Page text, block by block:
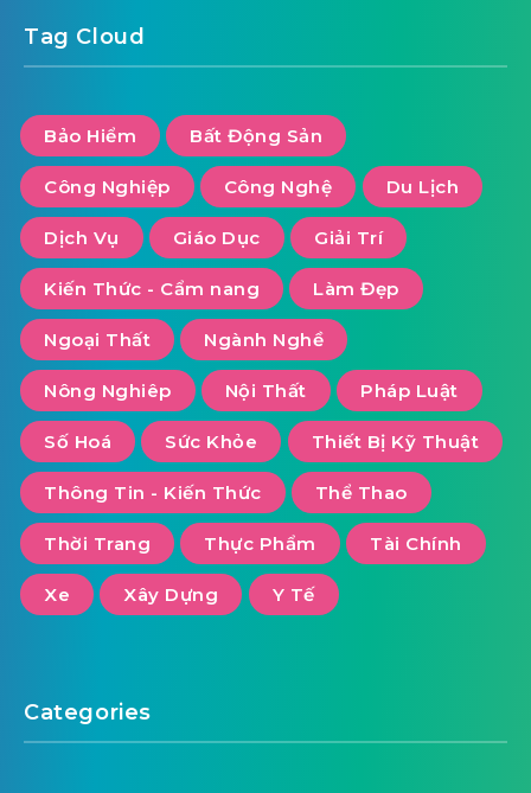
Tag Cloud
Bảo Hiểm Bất Động Sản
Công Nghiệp Công Nghệ Du Lịch
Dịch Vụ Giáo Dục Giải Trí
Kiến Thức - Cẩm nang Làm Đẹp
Ngoại Thất Ngành Nghề
Nông Nghiêp Nội Thất Pháp Luật
Số Hoá Sức Khỏe Thiết Bị Kỹ Thuật
Thông Tin - Kiến Thức Thể Thao
Thời Trang Thực Phẩm Tài Chính
Xe Xây Dựng Y Tế
Categories